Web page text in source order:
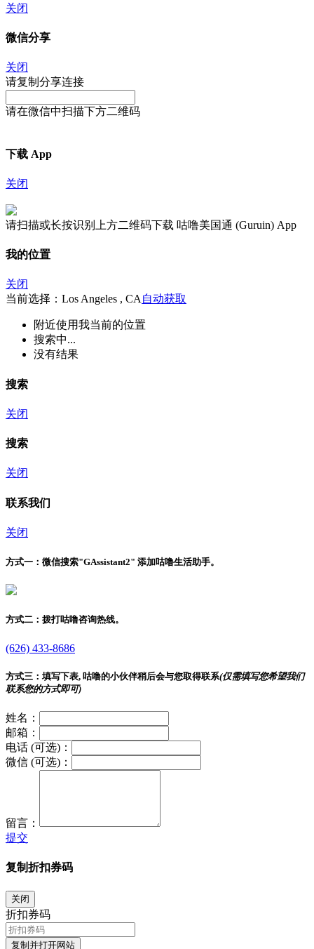
关闭
微信分享
关闭
请复制分享连接
请在微信中扫描下方二维码
下载 App
关闭
请扫描或长按识别上方二维码下载 咕噜美国通 (Guruin) App
我的位置
关闭
当前选择：Los Angeles , CA 自动获取
附近使用我当前的位置
搜索中...
没有结果
搜索
关闭
搜索
关闭
联系我们
关闭
方式一： 微信搜索"GAssistant2" 添加咕噜生活助手。
方式二： 拨打咕噜咨询热线。
(626) 433-8686
方式三： 填写下表, 咕噜的小伙伴稍后会与您取得联系(仅需填写您希望我们
联系您的方式即可)
姓名：
邮箱：
电话 (可选)：
微信 (可选)：
留言：
提交
复制折扣券码
关闭
折扣券码
复制并打开网站